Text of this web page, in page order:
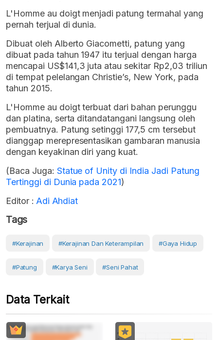
L'Homme au doigt menjadi patung termahal yang
pernah terjual di dunia.
Dibuat oleh Alberto Giacometti, patung yang
dibuat pada tahun 1947 itu terjual dengan harga
mencapai US$141,3 juta atau sekitar Rp2,03 triliun
di tempat pelelangan Christie’s, New York, pada
tahun 2015.
L'Homme au doigt terbuat dari bahan perunggu
dan platina, serta ditandatangani langsung oleh
pembuatnya. Patung setinggi 177,5 cm tersebut
dianggap merepresentasikan gambaran manusia
dengan keyakinan diri yang kuat.
(Baca Juga: Statue of Unity di India Jadi Patung
Tertinggi di Dunia pada 2021)
Editor : Adi Ahdiat
Tags
#Kerajinan #Kerajinan Dan Keterampilan #Gaya Hidup
#patung #karya Seni #seni Pahat
Data Terkait